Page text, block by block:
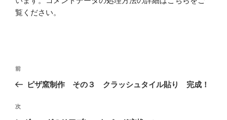
覧ください。
投
ナ
ビ
前
の
稿
前
ピザ窯制作 その３ クラッシュタイル貼り 完成！
次
次